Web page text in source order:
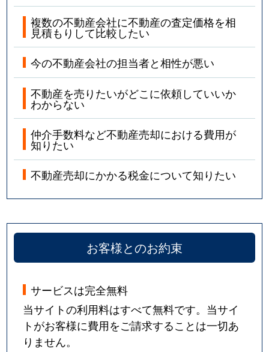
複数の不動産会社に不動産の査定価格を相
見積もりして比較したい
今の不動産会社の担当者と相性が悪い
不動産を売りたいがどこに依頼していいか
わからない
仲介手数料など不動産売却における費用が
知りたい
不動産売却にかかる税金について知りたい
お客様とのお約束
サービスは完全無料
当サイトの利用料はすべて無料です。当サイ
トがお客様に費用をご請求することは一切あ
りません。